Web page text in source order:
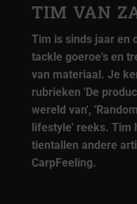
TIM VAN
Tim is sinds jaar en
tackle goeroe's en
van materiaal. Je
rubrieken 'De
wereld van',
lifestyle' reeks. Tim
tientallen andere
CarpFeeling.